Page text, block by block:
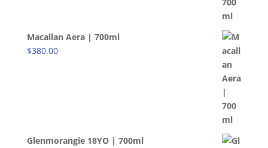
Macallan Aera | 700ml
$380.00
Glenmorangie 18YO | 700ml